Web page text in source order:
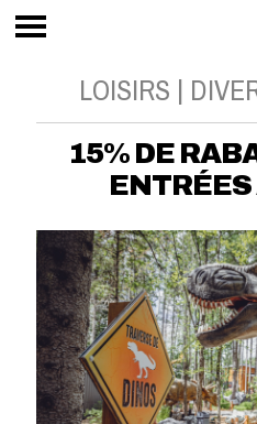
LOISIRS |
15% DE
ENTRÉES